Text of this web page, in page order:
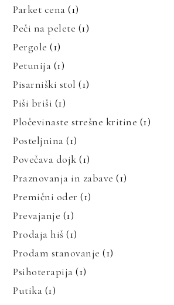
Parket cena (1)
Peči na pelete (1)
Pergole (1)
Petunija (1)
Pisarniški stol (1)
Piši briši (1)
Pločevinaste strešne kritine (1)
Posteljnina (1)
Povečava dojk (1)
Praznovanja in zabave (1)
Premični oder (1)
Prevajanje (1)
Prodaja hiš (1)
Prodam stanovanje (1)
Psihoterapija (1)
Putika (1)